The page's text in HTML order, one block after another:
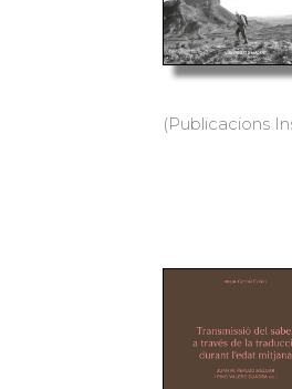
(Publicacions